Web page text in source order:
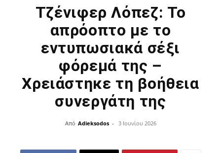
Τζένιφερ Λόπεζ: Το
απρόοπτο με το
εντυπωσιακά σέξι
φόρεμά της –
Χρειάστηκε τη βοήθεια
συνεργάτη της
Από Adieksodos - 3 Ιουνίου 2026